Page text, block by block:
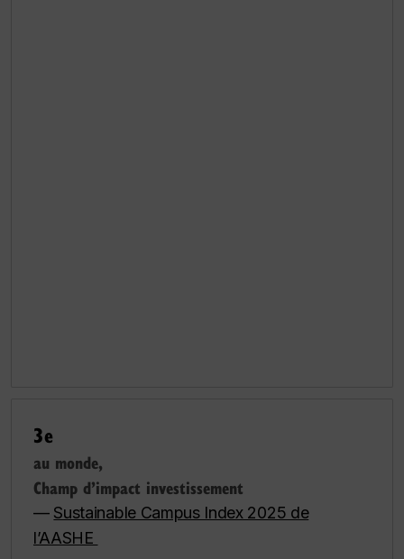
3e
au monde,
Champ d’impact investissement
— Sustainable Campus Index 2025 de
l’AASHE